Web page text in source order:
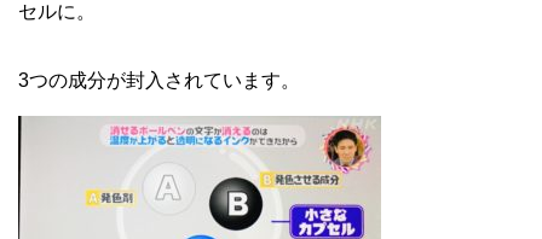
セルに。
3つの成分が封入されています。